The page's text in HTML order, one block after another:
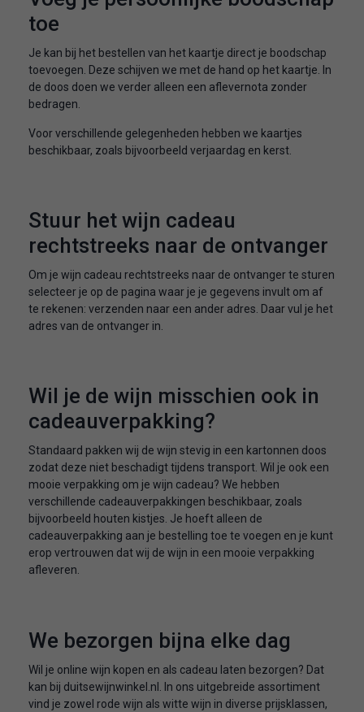
toe
Je kan bij het bestellen van het kaartje direct je boodschap
toevoegen. Deze schijven we met de hand op het kaartje. In
de doos doen we verder alleen een aflevernota zonder
bedragen.
Voor verschillende gelegenheden hebben we kaartjes
beschikbaar, zoals bijvoorbeeld verjaardag en kerst.
Stuur het wijn cadeau
rechtstreeks naar de ontvanger
Om je wijn cadeau rechtstreeks naar de ontvanger te sturen
selecteer je op de pagina waar je je gegevens invult om af
te rekenen: verzenden naar een ander adres. Daar vul je het
adres van de ontvanger in.
Wil je de wijn misschien ook in
cadeauverpakking?
Standaard pakken wij de wijn stevig in een kartonnen doos
zodat deze niet beschadigt tijdens transport. Wil je ook een
mooie verpakking om je wijn cadeau? We hebben
verschillende cadeauverpakkingen beschikbaar, zoals
bijvoorbeeld houten kistjes. Je hoeft alleen de
cadeauverpakking aan je bestelling toe te voegen en je kunt
erop vertrouwen dat wij de wijn in een mooie verpakking
afleveren.
We bezorgen bijna elke dag
Wil je online wijn kopen en als cadeau laten bezorgen? Dat
kan bij duitsewijnwinkel.nl. In ons uitgebreide assortiment
vind je zowel rode wijn als witte wijn in diverse prijsklassen,